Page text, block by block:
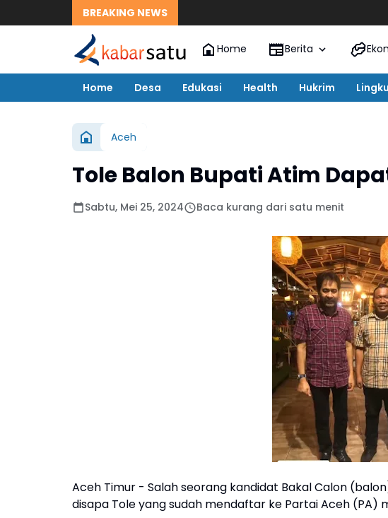
BREAKING NEWS
Home Berita
Home Desa Edukasi Health Hukrim
Aceh
Tole Balon Bupati Atim
Sabtu, Mei 25, 2024 Baca kurang dari satu menit
Aceh Timur - Salah seorang kandidat Bakal Calon
disapa Tole yang sudah mendaftar ke Partai Aceh (PA)